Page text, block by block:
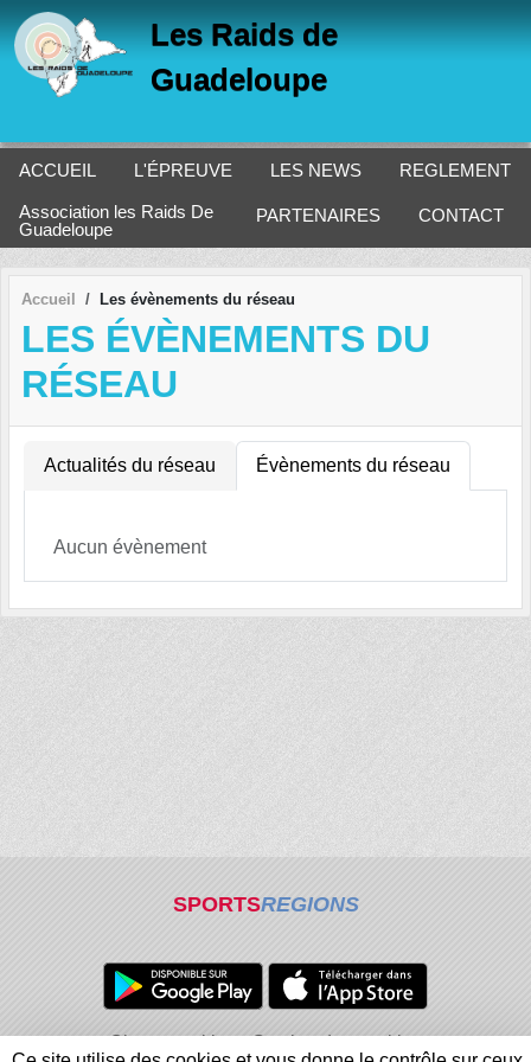
Les Raids de
Guadeloupe
ACCUEIL L'ÉPREUVE LES NEWS REGLEMENT
Association les Raids De
Guadeloupe
PARTENAIRES CONTACT
Accueil Les évènements du réseau
LES ÉVÈNEMENTS DU
RÉSEAU
Actualités du réseau Évènements du réseau
Aucun évènement
SPORTSREGIONS
Charte cookies
Gestion des cookies
Panneau de gestion des cookies